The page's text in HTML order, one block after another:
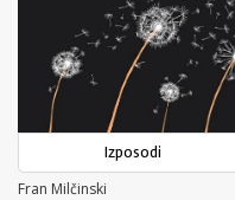
Izposodi
Fran Milčinski